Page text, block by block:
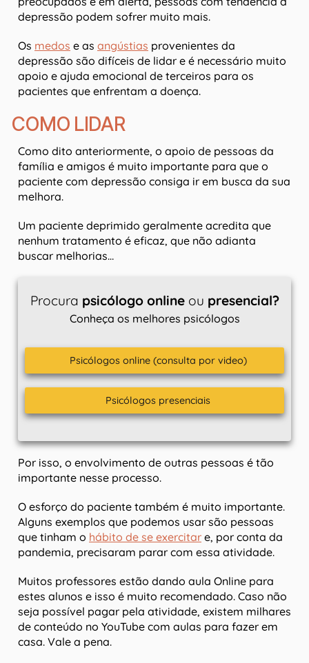
depressão podem sofrer muito mais.
Os medos e as angústias provenientes da
depressão são difíceis de lidar e é necessário muito
apoio e ajuda emocional de terceiros para os
pacientes que enfrentam a doença.
COMO LIDAR
Como dito anteriormente, o apoio de pessoas da
família e amigos é muito importante para que o
paciente com depressão consiga ir em busca da sua
melhora.
Um paciente deprimido geralmente acredita que
nenhum tratamento é eficaz, que não adianta
buscar melhorias…
Procura psicólogo onlineou presencial?
Conheça os melhores psicólogos
Psicólogos online (consulta por video)
Psicólogos presenciais
Por isso, o envolvimento de outras pessoas é tão
importante nesse processo.
O esforço do paciente também é muito importante.
Alguns exemplos que podemos usar são pessoas
que tinham o hábito de se exercitar e, por conta da
pandemia, precisaram parar com essa atividade.
Muitos professores estão dando aula Online para
estes alunos e isso é muito recomendado. Caso não
seja possível pagar pela atividade, existem milhares
de conteúdo no YouTube com aulas para fazer em
casa. Vale a pena.